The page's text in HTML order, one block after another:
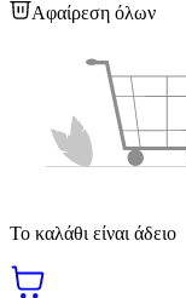
Αφαίρεση όλων
Το καλάθι είναι άδειο